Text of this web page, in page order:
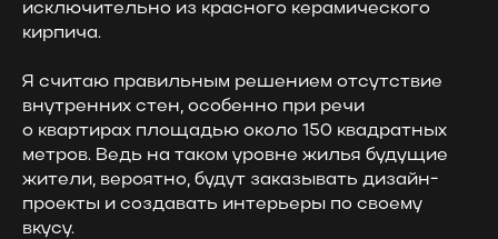
исключительно из красного керамического
кирпича.
Я считаю правильным решением отсутствие
внутренних стен, особенно при речи
о квартирах площадью около 150 квадратных
метров. Ведь на таком уровне жилья будущие
жители, вероятно, будут заказывать дизайн-
проекты и создавать интерьеры по своему
вкусу.